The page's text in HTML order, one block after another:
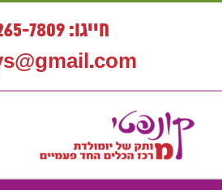
דלג
חייגו: 072-265-7809